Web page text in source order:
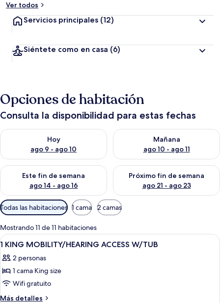
Ver todos
Servicios principales (12)
Siéntete como en casa (6)
Opciones de habitación
Consulta la disponibilidad para estas fechas
Hoy
ago 9 - ago 10
Consulta la disponibilidad para hoy ago 9 - ago 10
Mañana
ago 10 - ago 11
Consulta la disponibilidad
Este fin de semana
ago 14 - ago 16
Consulta la disponibilidad para este fin de semana ago 14 -
Próximo fin de semana
ago 21 - ago 23
Consulta la disponibilidad
Filtros
disponibles
para
las
habitaciones
Todas las habitaciones 1 cama 2 camas
Mostrando 11 de 11 habitaciones
Abrir
todas
las
fotos
de
1
Un moderno edificio de hotel con
1
1 KING MOBILITY/HEARING ACCESS W/TUB
2 personas
1 cama King size
Wifi gratuito
Más detalles
Más